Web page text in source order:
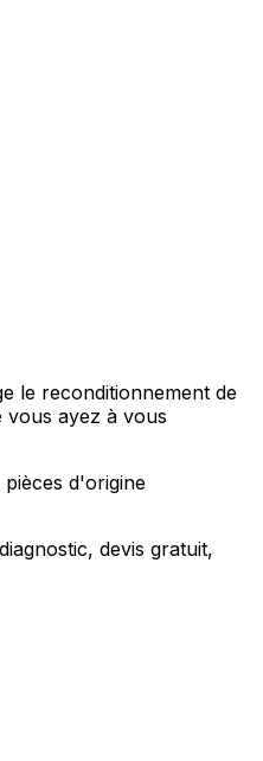
le reconditionnement de
ayez à vous
d'origine
devis gratuit,